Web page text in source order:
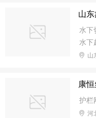
山
水下
水下
下录
山
康
护栏
河